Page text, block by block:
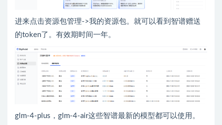
进来点击资源包管理->我的资源包。就可以看到智谱赠送
的token了。有效期时间一年。
glm-4-plus，glm-4-air这些智谱最新的模型都可以使用。